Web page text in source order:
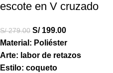
escote en V cruzado
S/279.00 S/199.00
Material: Poliéster
Arte: labor de retazos
Estilo: coqueto